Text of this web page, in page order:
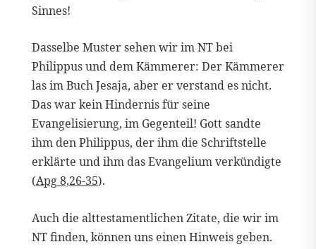
Sinnes!
Dasselbe Muster sehen wir im NT bei
Philippus und dem Kämmerer: Der Kämmerer
las im Buch Jesaja, aber er verstand es nicht.
Das war kein Hindernis für seine
Evangelisierung, im Gegenteil! Gott sandte
ihm den Philippus, der ihm die Schriftstelle
erklärte und ihm das Evangelium verkündigte
(Apg 8,26-35).
Auch die alttestamentlichen Zitate, die wir im
NT finden, können uns einen Hinweis geben.